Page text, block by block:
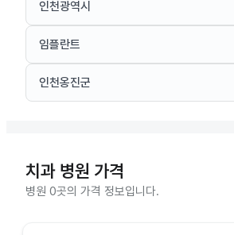
인천광역시
임플란트
인천옹진군
치과 병원 가격
병원 0곳의 가격 정보입니다.